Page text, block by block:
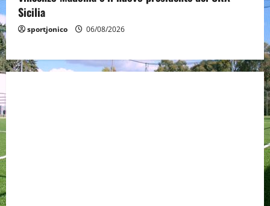
Sicilia
sportjonico 06/08/2026